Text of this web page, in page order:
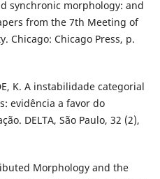
synchronic morphology: and
from the 7th Meeting of
Chicago: Chicago Press, p.
K. A instabilidade categorial
evidência a favor do
DELTA, São Paulo, 32 (2),
Morphology and the